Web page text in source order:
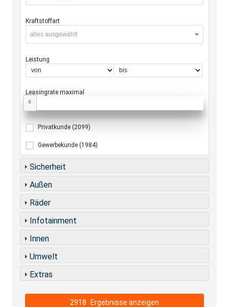
Kraftstoffart
alles ausgewählt
Leistung
Leasingrate maximal
0
Privatkunde (2099)
Gewerbekunde (1984)
Sicherheit
Außen
Räder
Infotainment
Innen
Umwelt
Extras
2918 Ergebnisse anzeigen